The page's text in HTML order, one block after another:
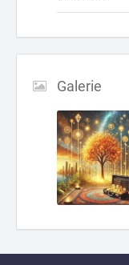
Galerie